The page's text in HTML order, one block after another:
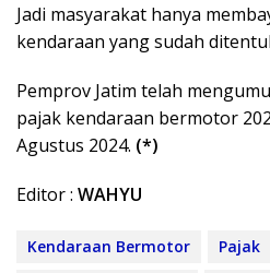
Jadi masyarakat hanya
kendaraan yang sudah
Pemprov Jatim telah
pajak kendaraan bermotor
Agustus 2024. (*)
Editor : WAHYU
Kendaraan Bermotor Pajak